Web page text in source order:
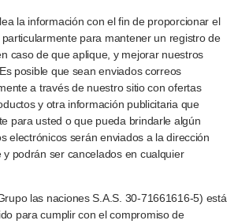
la información con el fin de proporcionar el
para mantener un registro de
caso de que aplique, y mejorar nuestros
posible que sean enviados correos
a través de nuestro sitio con ofertas
y otra información publicitaria que
para usted o que pueda brindarle algún
electrónicos serán enviados a la dirección
podrán ser cancelados en cualquier
las naciones S.A.S. 30-71661616-5) está
para cumplir con el compromiso de